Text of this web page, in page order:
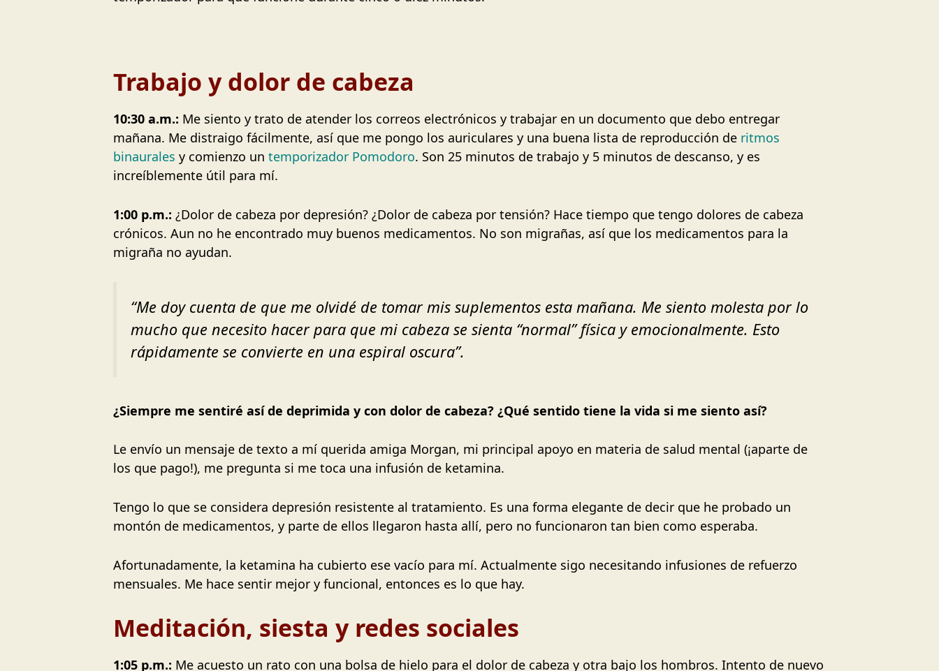
Trabajo y dolor de cabeza
10:30 a.m.: Me siento y trato de atender los correos electrónicos y trabajar en un documento que debo entregar
mañana. Me distraigo fácilmente, así que me pongo los auriculares y una buena lista de reproducción de ritmos
binaurales y comienzo un temporizador Pomodoro. Son 25 minutos de trabajo y 5 minutos de descanso, y es
increíblemente útil para mí.
1:00 p.m.: ¿Dolor de cabeza por depresión? ¿Dolor de cabeza por tensión? Hace tiempo que tengo dolores de cabeza
crónicos. Aun no he encontrado muy buenos medicamentos. No son migrañas, así que los medicamentos para la
migraña no ayudan.
“Me doy cuenta de que me olvidé de tomar mis suplementos esta mañana. Me siento molesta por lo
mucho que necesito hacer para que mi cabeza se sienta “normal” física y emocionalmente. Esto
rápidamente se convierte en una espiral oscura”.
¿Siempre me sentiré así de deprimida y con dolor de cabeza? ¿Qué sentido tiene la vida si me siento así?
Le envío un mensaje de texto a mí querida amiga Morgan, mi principal apoyo en materia de salud mental (¡aparte de
los que pago!), me pregunta si me toca una infusión de ketamina.
Tengo lo que se considera depresión resistente al tratamiento. Es una forma elegante de decir que he probado un
montón de medicamentos, y parte de ellos llegaron hasta allí, pero no funcionaron tan bien como esperaba.
Afortunadamente, la ketamina ha cubierto ese vacío para mí. Actualmente sigo necesitando infusiones de refuerzo
mensuales. Me hace sentir mejor y funcional, entonces es lo que hay.
Meditación, siesta y redes sociales
1:05 p.m.: Me acuesto un rato con una bolsa de hielo para el dolor de cabeza y otra bajo los hombros. Intento de nuevo